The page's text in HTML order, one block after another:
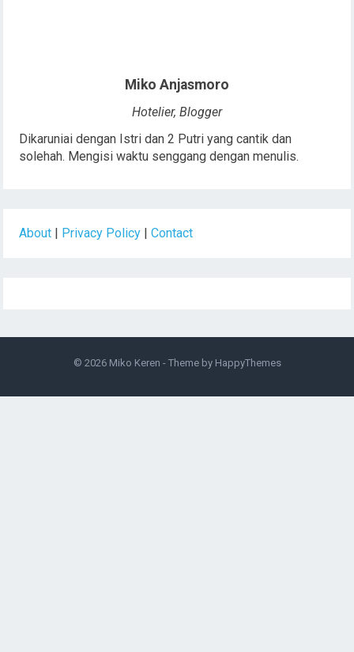
Miko Anjasmoro
Hotelier, Blogger
Dikaruniai dengan Istri dan 2 Putri yang cantik dan
solehah. Mengisi waktu senggang dengan menulis.
About Privacy Policy |Contact
© 2026 Miko Keren - Theme by HappyThemes